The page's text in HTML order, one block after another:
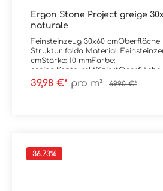
Ergon Stone Project greige
naturale
Feinsteinzeug 30x60
Struktur falda Material:
cmStärke: 10 mmFarbe:
greige Kante:
mattAbrieb/Trittsicherheit: V/R10
Verpackungsdaten:Paketinhalt: 1,08
39,98 €* pro m² 69,90 €*
36.73%